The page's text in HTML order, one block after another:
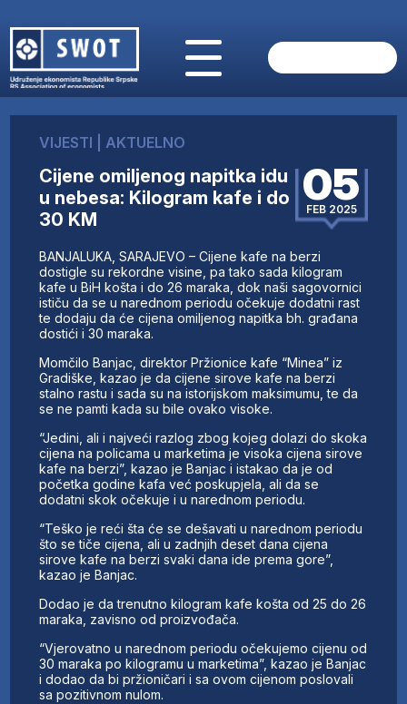
O NAMA
AKTUELNO
ANALIZE
KOMPANIJE
FINANSIJE
IZ STRANIH MEDIJA
AKTIVNOSTI
SWOT INTERVJU
UČLANI SE
KONTAKT
VIJESTI AKTUELNO
Cijene omiljenog napitka idu
u nebesa: Kilogram kafe i do
30 KM
05
FEB 2025
BANJALUKA, SARAJEVO – Cijene kafe na berzi
dostigle su rekordne visine, pa tako sada kilogram
kafe u BiH košta i do 26 maraka, dok naši sagovornici
ističu da se u narednom periodu očekuje dodatni rast
te dodaju da će cijena omiljenog napitka bh. građana
dostići i 30 maraka.
Momčilo Banjac, direktor Pržionice kafe “Minea” iz
Gradiške, kazao je da cijene sirove kafe na berzi
stalno rastu i sada su na istorijskom maksimumu, te da
se ne pamti kada su bile ovako visoke.
“Jedini, ali i najveći razlog zbog kojeg dolazi do skoka
cijena na policama u marketima je visoka cijena sirove
kafe na berzi”, kazao je Banjac i istakao da je od
početka godine kafa već poskupjela, ali da se
dodatni skok očekuje i u narednom periodu.
“Teško je reći šta će se dešavati u narednom periodu
što se tiče cijena, ali u zadnjih deset dana cijena
sirove kafe na berzi svaki dana ide prema gore”,
kazao je Banjac.
Dodao je da trenutno kilogram kafe košta od 25 do 26
maraka, zavisno od proizvođača.
“Vjerovatno u narednom periodu očekujemo cijenu od
30 maraka po kilogramu u marketima”, kazao je Banjac
i dodao da bi pržioničari i sa ovom cijenom poslovali
sa pozitivnom nulom.